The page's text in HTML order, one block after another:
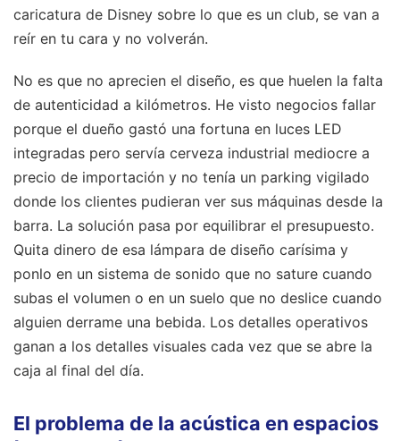
caricatura de Disney sobre lo que es un club, se van a
reír en tu cara y no volverán.
No es que no aprecien el diseño, es que huelen la falta
de autenticidad a kilómetros. He visto negocios fallar
porque el dueño gastó una fortuna en luces LED
integradas pero servía cerveza industrial mediocre a
precio de importación y no tenía un parking vigilado
donde los clientes pudieran ver sus máquinas desde la
barra. La solución pasa por equilibrar el presupuesto.
Quita dinero de esa lámpara de diseño carísima y
ponlo en un sistema de sonido que no sature cuando
subas el volumen o en un suelo que no deslice cuando
alguien derrame una bebida. Los detalles operativos
ganan a los detalles visuales cada vez que se abre la
caja al final del día.
El problema de la acústica en espacios